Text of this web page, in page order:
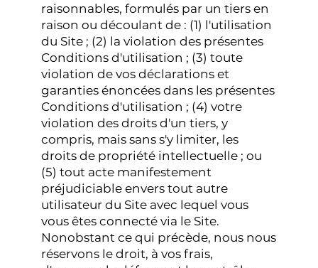
raisonnables, formulés par un tiers en
raison ou découlant de : (1) l'utilisation
du Site ; (2) la violation des présentes
Conditions d'utilisation ; (3) toute
violation de vos déclarations et
garanties énoncées dans les présentes
Conditions d'utilisation ; (4) votre
violation des droits d'un tiers, y
compris, mais sans s'y limiter, les
droits de propriété intellectuelle ; ou
(5) tout acte manifestement
préjudiciable envers tout autre
utilisateur du Site avec lequel vous
vous êtes connecté via le Site.
Nonobstant ce qui précède, nous nous
réservons le droit, à vos frais,